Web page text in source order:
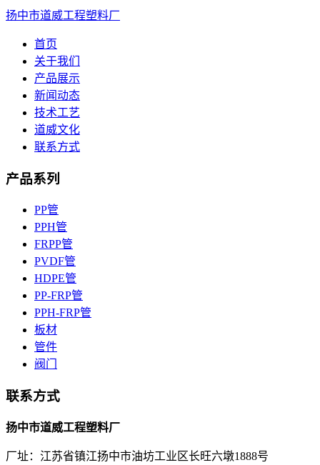
扬中市道威工程塑料厂
首页
关于我们
产品展示
新闻动态
技术工艺
道威文化
联系方式
产品系列
PP管
PPH管
FRPP管
PVDF管
HDPE管
PP-FRP管
PPH-FRP管
板材
管件
阀门
联系方式
扬中市道威工程塑料厂
厂址：江苏省镇江扬中市油坊工业区长旺六墩1888号